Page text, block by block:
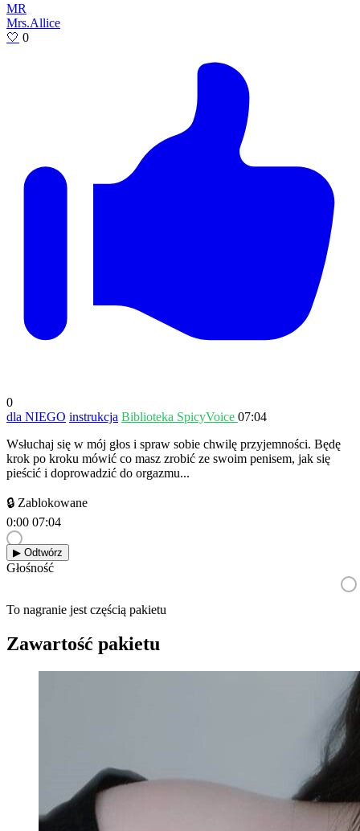
MR
Mrs.Allice
🤍 0
0
dla NIEGO instrukcja Biblioteka SpicyVoice 07:04
Wsłuchaj się w mój głos i spraw sobie chwilę przyjemności. Będę
krok po kroku mówić co masz zrobić ze swoim penisem, jak się
pieścić i doprowadzić do orgazmu...
🔒 Zablokowane
0:00 07:04
▶︎ Odtwórz
Głośność
To nagranie jest częścią pakietu
Zawartość pakietu